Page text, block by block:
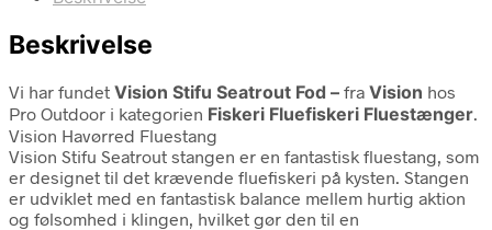
Beskrivelse
Vi har fundet Vision Stifu Seatrout Fod – fra Vision hos
Pro Outdoor i kategorien Fiskeri Fluefiskeri Fluestænger.
Vision Havørred Fluestang
Vision Stifu Seatrout stangen er en fantastisk fluestang, som
er designet til det krævende fluefiskeri på kysten. Stangen
er udviklet med en fantastisk balance mellem hurtig aktion
og følsomhed i klingen, hvilket gør den til en